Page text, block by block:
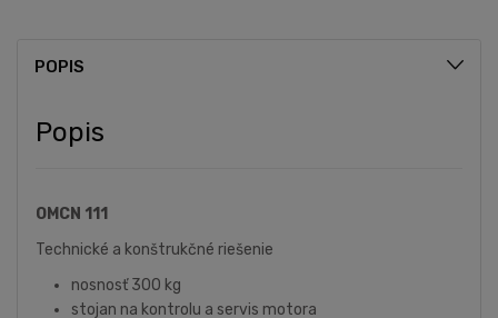
POPIS
Popis
OMCN 111
Technické a konštrukčné riešenie
nosnosť 300 kg
stojan na kontrolu a servis motora